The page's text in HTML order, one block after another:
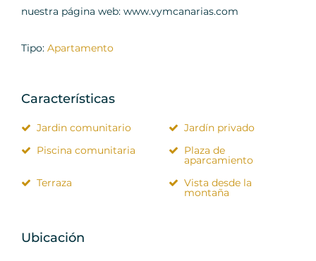
nuestra página web: www.vymcanarias.com
Tipo: Apartamento
Características
Jardin comunitario
Jardín privado
Piscina comunitaria
Plaza de
aparcamiento
Terraza
Vista desde la
montaña
Ubicación